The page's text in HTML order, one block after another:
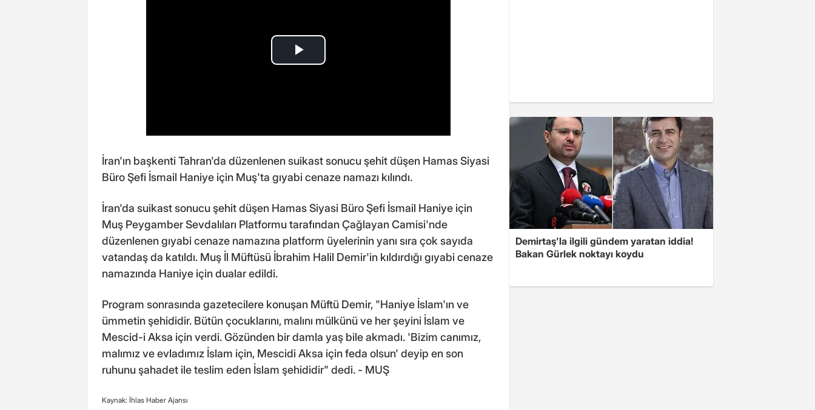
İran'ın başkenti Tahran'da düzenlenen suikast sonucu şehit düşen Hamas Siyasi
Büro Şefi İsmail Haniye için Muş'ta gıyabi cenaze namazı kılındı.
İran'da suikast sonucu şehit düşen Hamas Siyasi Büro Şefi İsmail Haniye için
Muş Peygamber Sevdalıları Platformu tarafından Çağlayan Camisi'nde
düzenlenen gıyabi cenaze namazına platform üyelerinin yanı sıra çok sayıda
vatandaş da katıldı. Muş İl Müftüsü İbrahim Halil Demir'in kıldırdığı gıyabi cenaze
namazında Haniye için dualar edildi.
Program sonrasında gazetecilere konuşan Müftü Demir, "Haniye İslam'ın ve
ümmetin şehididir. Bütün çocuklarını, malını mülkünü ve her şeyini İslam ve
Mescid-i Aksa için verdi. Gözünden bir damla yaş bile akmadı. 'Bizim canımız,
malımız ve evladımız İslam için, Mescidi Aksa için feda olsun' deyip en son
ruhunu şahadet ile teslim eden İslam şehididir" dedi. - MUŞ
Kaynak: İhlas Haber Ajansı
Demirtaş'la ilgili gündem yaratan iddia!
Bakan Gürlek noktayı koydu